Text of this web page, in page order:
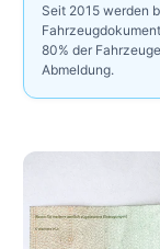
Seit 2015 werden
80% der
Abmeldung.